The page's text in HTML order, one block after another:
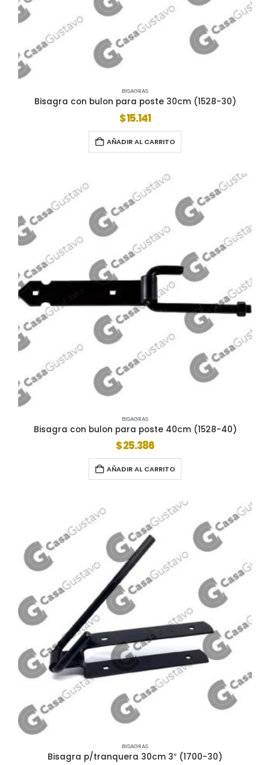
BISAGRAS
Bisagra con bulon para poste 30cm (1528-30)
$15.141
AÑADIR AL CARRITO
BISAGRAS
Bisagra con bulon para poste 40cm (1528-40)
$25.386
AÑADIR AL CARRITO
BISAGRAS
Bisagra p/tranquera 30cm 3″ (1700-30)